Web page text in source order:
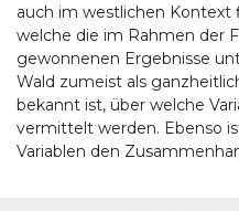
auch im westlichen Kontext
welche die im Rahmen der
gewonnenen Ergebnisse
Wald zumeist als
bekannt ist, über welche
vermittelt werden. Ebenso
Variablen den